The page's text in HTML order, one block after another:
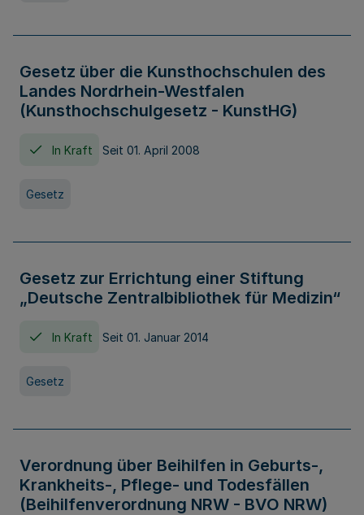
Gesetz über die Kunsthochschulen des
Landes Nordrhein-Westfalen
(Kunsthochschulgesetz - KunstHG)
In Kraft Seit 01. April 2008
Gesetz
Gesetz zur Errichtung einer Stiftung
„Deutsche Zentralbibliothek für Medizin“
In Kraft Seit 01. Januar 2014
Gesetz
Verordnung über Beihilfen in Geburts-,
Krankheits-, Pflege- und Todesfällen
(Beihilfenverordnung NRW - BVO NRW)